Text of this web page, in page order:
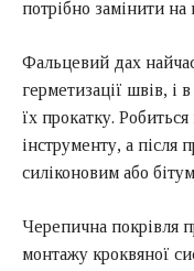
потрібно замінити на
Фальцевий дах
герметизації швів, і
їх прокатку.
інструменту, а після
силіконовим або
Черепична покрівля
монтажу кроквяної